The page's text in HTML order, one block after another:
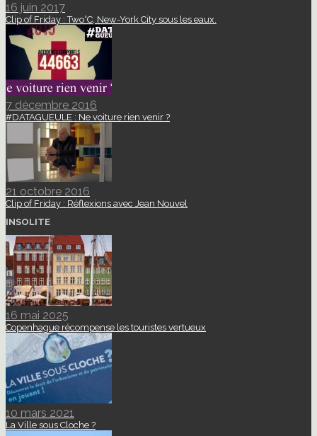
16 juin 2017
Clip of Friday : Two°C, New-York City sous les eaux.
7 décembre 2016
#DATAGUEULE : Ne voiture rien venir ?
21 octobre 2016
Clip of Friday : Réflexions avec Jean Nouvel
INSOLITE
16 mai 2025
Copenhague récompense les touristes vertueux
10 mars 2021
La Ville sous Cloche ?